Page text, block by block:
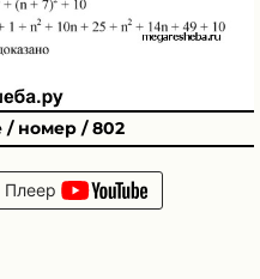
номер / 802
Плеер